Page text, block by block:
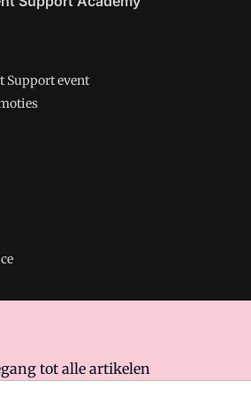
Support event
Support is onderdeel van VMN media.
tot alle artikelen